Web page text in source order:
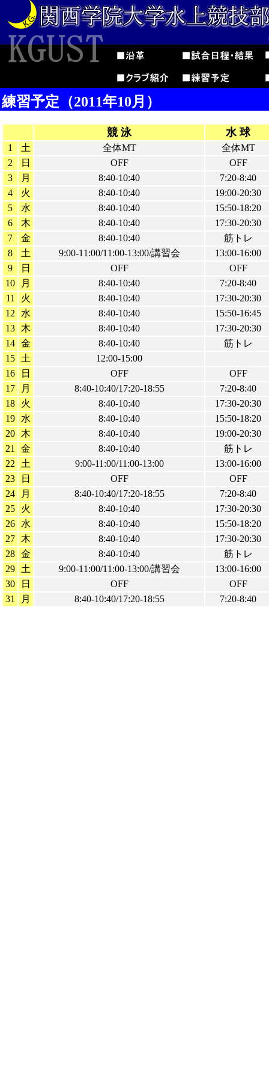
競 泳 水 球
1 土 全体MT
全体MT
2
日 OFF
OFF
3
月 8:40-10:40
7:20-8:40
4
火 8:40-10:40
19:00-20:30
5
水 8:40-10:40
15:50-18:20
6
木 8:40-10:40
17:30-20:30
7
金 8:40-10:40
筋トレ
8
土 9:00-11:00/11:00-13:00/講習会
13:00-16:00
9
日 OFF
OFF
10
月 8:40-10:40
7:20-8:40
11
火 8:40-10:40
17:30-20:30
12
水 8:40-10:40
15:50-16:45
13
木 8:40-10:40
17:30-20:30
14 金 8:40-10:40
筋トレ
15
土
12:00-15:00
16
日 OFF
OFF
17
月 8:40-10:40/17:20-18:55
7:20-8:40
18
火 8:40-10:40
17:30-20:30
19
水 8:40-10:40
15:50-18:20
20
木 8:40-10:40
19:00-20:30
21
金 8:40-10:40
筋トレ
22
土 9:00-11:00/11:00-13:00
13:00-16:00
23
日 OFF
OFF
24
月 8:40-10:40/17:20-18:55
7:20-8:40
25
火 8:40-10:40
17:30-20:30
26
水 8:40-10:40
15:50-18:20
27
木 8:40-10:40
17:30-20:30
28 金 8:40-10:40
筋トレ
29
土 9:00-11:00/11:00-13:00/講習会
13:00-16:00
30
日 OFF
OFF
31
月 8:40-10:40/17:20-18:55 7:20-8:40
練習予定（2011年10月）